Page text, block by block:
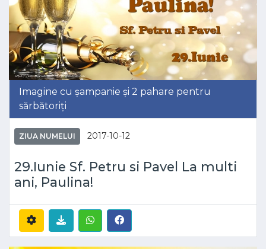
Imagine cu șampanie și 2 pahare pentru
sărbătoriți
ZIUA NUMELUI 2017-10-12
29.Iunie Sf. Petru si Pavel La multi
ani, Paulina!